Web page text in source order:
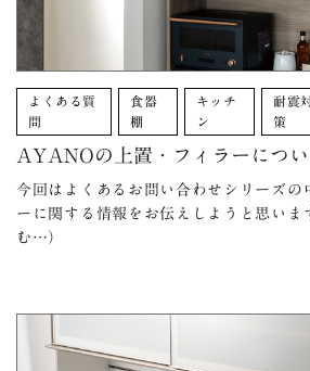
よくある質
問
食器
棚
キッチ
ン
耐震
策
AYANOの上置・フィラーについ
今回はよくあるお問い合わせシリーズの
ーに関する情報をお伝えしようと思いま
む…）